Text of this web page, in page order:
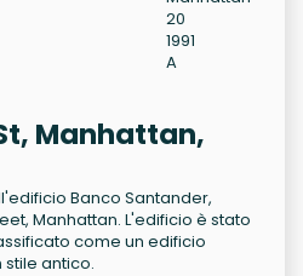
20
1991
A
Manhattan,
Banco Santander,
Manhattan. L'edificio è stato
come un edificio
antico.